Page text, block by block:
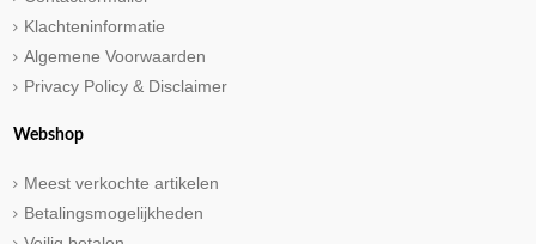
Klachteninformatie
Algemene Voorwaarden
Privacy Policy & Disclaimer
Webshop
Meest verkochte artikelen
Betalingsmogelijkheden